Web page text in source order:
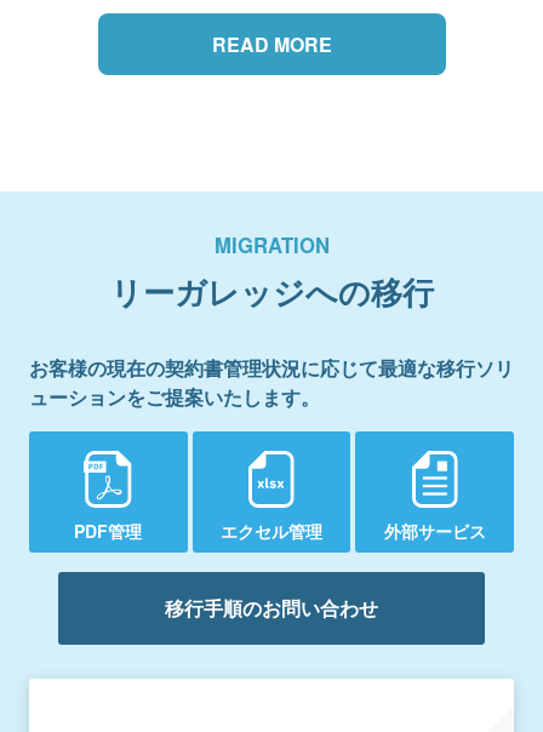
READ MORE
MIGRATION
リーガレッジへの移行
お客様の現在の契約書管理状況に応じて最適な移行ソリ
ューションをご提案いたします。
PDF管理 エクセル管理 外部サービス
移行手順のお問い合わせ